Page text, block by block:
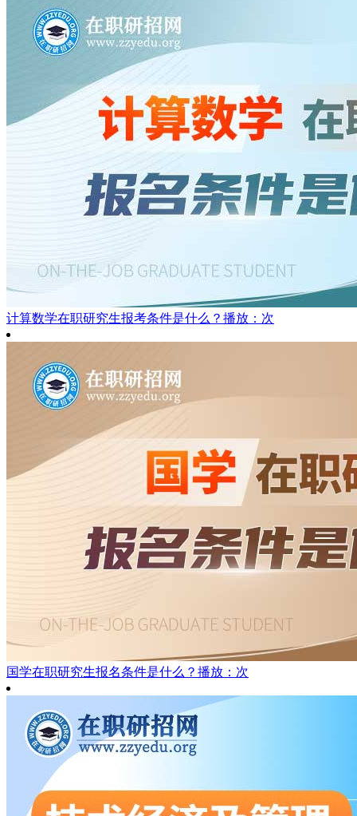
计算数学在职研究生报考条件是什么？ 播放：次
国学在职研究生报名条件是什么？ 播放：次